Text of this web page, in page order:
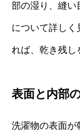
部の湿り、縫い
について詳しく
れば、乾き残し
表面と内部
洗濯物の表面が